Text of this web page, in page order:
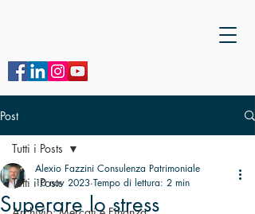
Post
Tutti i Posts
Tutti i Posts
Superare lo stress
Alexio Fazzini Consulenza Patrimoniale
10 nov 2023 Tempo di lettura: 2 min